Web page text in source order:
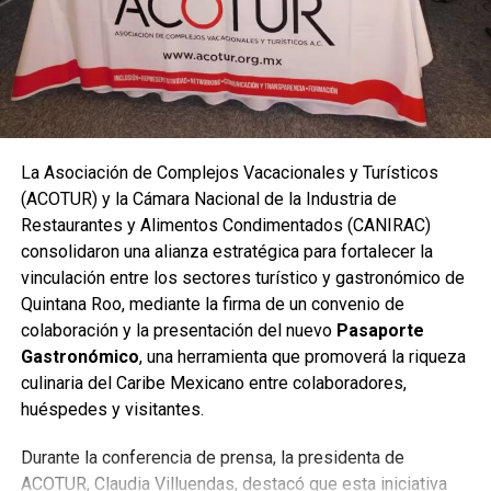
Asimismo, el Coordinador Nacional de Danza del INBAL,
Alonso Alarcón Múgica, invitó a la ciudadanía a sumarse
a las actividades y recordó que la información completa
del festival está disponible en el portal oficial del instituto.
Las primeras presentaciones ofrecieron un recorrido
vibrante por las tradiciones afrocaribeñas, reflejando la
riqueza cultural y la fuerza comunitaria que este festival
busca preservar y difundir.
Fuente: 5to Poder Agencia de Noticias
La Asociación de Complejos Vacacionales y Turísticos
(ACOTUR) y la Cámara Nacional de la Industria de
Restaurantes y Alimentos Condimentados (CANIRAC)
consolidaron una alianza estratégica para fortalecer la
vinculación entre los sectores turístico y gastronómico de
Quintana Roo, mediante la firma de un convenio de
colaboración y la presentación del nuevo Pasaporte
Gastronómico, una herramienta que promoverá la riqueza
culinaria del Caribe Mexicano entre colaboradores,
huéspedes y visitantes.
Durante la conferencia de prensa, la presidenta de
ACOTUR, Claudia Villuendas, destacó que esta iniciativa